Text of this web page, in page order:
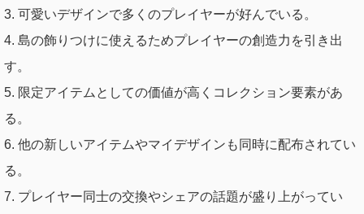
3. 可愛いデザインで多くのプレイヤーが好んでいる。
4. 島の飾りつけに使えるためプレイヤーの創造力を引き出
す。
5. 限定アイテムとしての価値が高くコレクション要素があ
る。
6. 他の新しいアイテムやマイデザインも同時に配布されてい
る。
7. プレイヤー同士の交換やシェアの話題が盛り上がってい